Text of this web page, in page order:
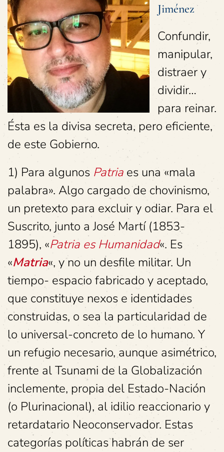
Jiménez
Confundir,
manipular,
distraer y
dividir…
para reinar.
Ésta es la divisa secreta, pero eficiente,
de este Gobierno.
1) Para algunos Patria es una «mala
palabra». Algo cargado de chovinismo,
un pretexto para excluir y odiar. Para el
Suscrito, junto a José Martí (1853-
1895), «Patria es Humanidad«. Es
«Matria«, y no un desfile militar. Un
tiempo- espacio fabricado y aceptado,
que constituye nexos e identidades
construidas, o sea la particularidad de
lo universal-concreto de lo humano. Y
un refugio necesario, aunque asimétrico,
frente al Tsunami de la Globalización
inclemente, propia del Estado-Nación
(o Plurinacional), al idilio reaccionario y
retardatario Neoconservador. Estas
categorías políticas habrán de ser